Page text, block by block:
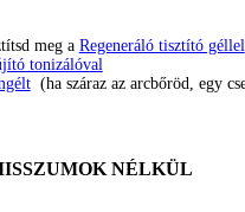
meg a Regeneráló tisztító géllel
tonizálóval
(ha száraz az arcbőröd, egy
NÉLKÜL